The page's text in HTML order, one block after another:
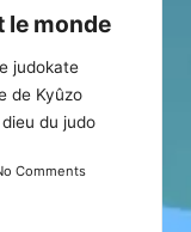
le monde
judokate
de Kyûzo
du judo
Comments